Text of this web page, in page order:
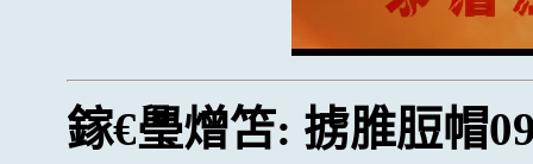
鎵€璺熷笘: 掳脽脰帽